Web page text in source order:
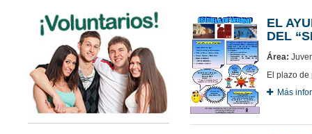
EL
DEL
Área:
El plazo
Más